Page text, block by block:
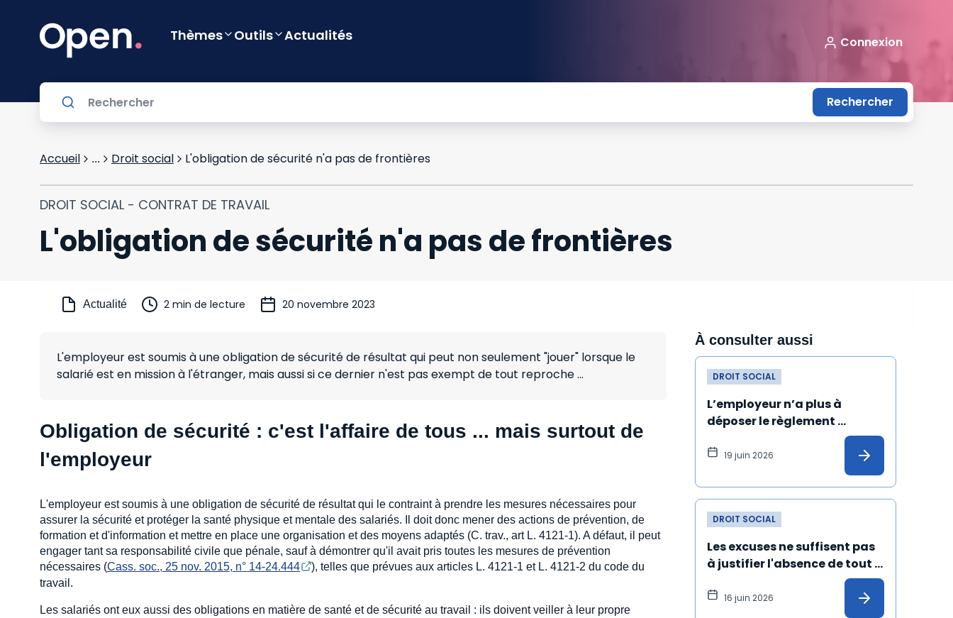
Thèmes Outils Actualités Connexion
Rechercher
Accueil ... Droit social L'obligation de sécurité n'a pas de frontières
DROIT SOCIAL - CONTRAT DE TRAVAIL
L'obligation de sécurité n'a pas de frontières
Actualité 2 min de lecture 20 novembre 2023
L'employeur est soumis à une obligation de sécurité de résultat qui peut non seulement "jouer" lorsque le
salarié est en mission à l'étranger, mais aussi si ce dernier n'est pas exempt de tout reproche ...
Obligation de sécurité : c'est l'affaire de tous ... mais surtout de
l'employeur
L'employeur est soumis à une obligation de sécurité de résultat qui le contraint à prendre les mesures nécessaires pour
assurer la sécurité et protéger la santé physique et mentale des salariés. Il doit donc mener des actions de prévention, de
formation et d'information et mettre en place une organisation et des moyens adaptés (C. trav., art L. 4121-1). A défaut, il peut
engager tant sa responsabilité civile que pénale, sauf à démontrer qu'il avait pris toutes les mesures de prévention
nécessaires (Cass. soc., 25 nov. 2015, n° 14-24.444
), telles que prévues aux articles L. 4121-1 et L. 4121-2 du code du
travail.
Les salariés ont eux aussi des obligations en matière de santé et de sécurité au travail : ils doivent veiller à leur propre
À consulter aussi
DROIT SOCIAL
L’employeur n’a plus à
déposer le règlement
intérieur au greffe du conseil
de prud’hommes
19 juin 2026
DROIT SOCIAL
Les excuses ne suffisent pas
à justifier l'absence de tout
16 juin 2026